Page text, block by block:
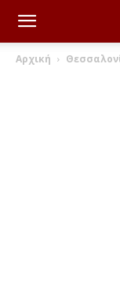
Αρχική